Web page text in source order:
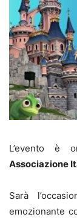
L’evento è
Associazione
Sarà
emozionante